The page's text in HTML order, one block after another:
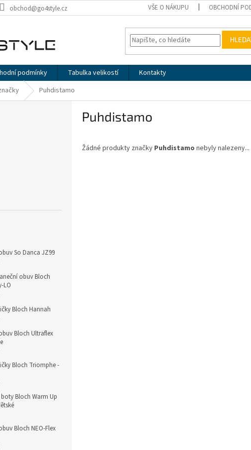
obchod@go4style.cz VŠE O NÁKUPU OBCHODNÍ
podmínky Tabulka velikostí
Kontakty
Puhdistamo
So Danca JZ99
obuv Bloch
LO
Bloch Hannah
Bloch Ultraflex
Bloch Triomphe -
Bloch Warm Up
Bloch NEO-Flex
Puhdistamo
Žádné produkty značky Puhdistamo nebyly nalezeny...